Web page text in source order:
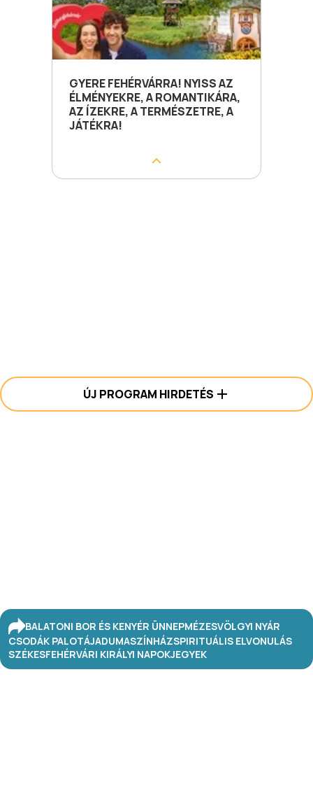
GYERE FEHÉRVÁRRA! NYISS AZ
ÉLMÉNYEKRE, A ROMANTIKÁRA,
AZ ÍZEKRE, A TERMÉSZETRE, A
JÁTÉKRA!
ÚJ PROGRAM HIRDETÉS
BALATONI BOR ÉS KENYÉR ÜNNEPMÉZESVÖLGYI NYÁR
CSODÁK PALOTÁJADUMASZÍNHÁZSPIRITUÁLIS ELVONULÁS
SZÉKESFEHÉRVÁRI KIRÁLYI NAPOKJEGYEK